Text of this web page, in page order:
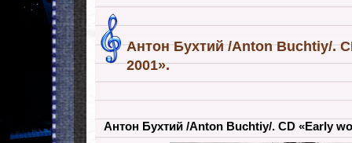
Антон Бухтий /Anton Buchtiy/.
2001».
Антон Бухтий /Anton Buchtiy/. CD «Early